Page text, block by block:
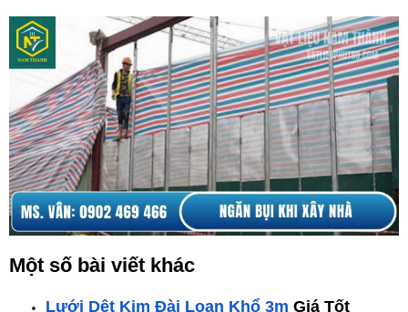
Một số bài viết khác
Lưới Dệt Kim Đài Loan Khổ 3m Giá Tốt